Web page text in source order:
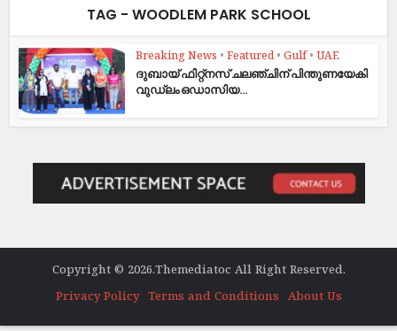
TAG - WOODLEM PARK SCHOOL
Breaking News • Featured • Gulf • UAE
ദുബായ് ഫിറ്റ്നസ് ചലഞ്ചിന് പിന്തുണയേകി
വുഡ്ലം ഒഡാസിയ...
Copyright © 2026.Themediatoc All Right Reserved.
Privacy Policy
Terms and Conditions About Us